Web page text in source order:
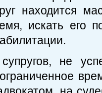
находится
искать его
не